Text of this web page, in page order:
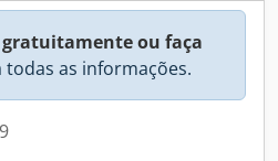
gratuitamente ou faça
todas as informações.